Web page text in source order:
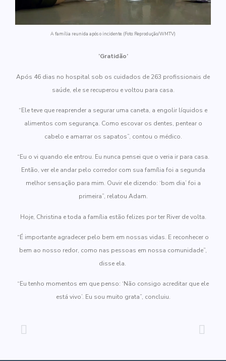
A família reunida após o incidente. (Foto: Reprodução/WMTV)
‘Gratidão’
Após 46 dias no hospital sob os cuidados de 263 profissionais de
saúde, ele se recuperou e voltou para casa.
“Ele teve que reaprender a segurar uma caneta, a engolir líquidos e
alimentos com segurança. Como escovar os dentes, pentear o
cabelo e amarrar os sapatos”, contou o médico.
“Eu o vi quando ele entrou. Eu nunca pensei que o veria ir para casa.
Então, ver ele andar pelo corredor com sua família foi a segunda
melhor sensação para mim. Ouvir ele dizendo: ‘bom dia’ foi a
primeira”, relatou Adam.
Hoje, Christina e toda a família estão felizes por ter River de volta.
“É importante agradecer pelo bem em nossas vidas. E reconhecer o
bem ao nosso redor, como nas pessoas em nossa comunidade”,
disse ela.
“Eu tenho momentos em que penso: ‘Não consigo acreditar que ele
está vivo’. Eu sou muito grata”, concluiu.